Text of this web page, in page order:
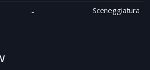
Sceneggiatura